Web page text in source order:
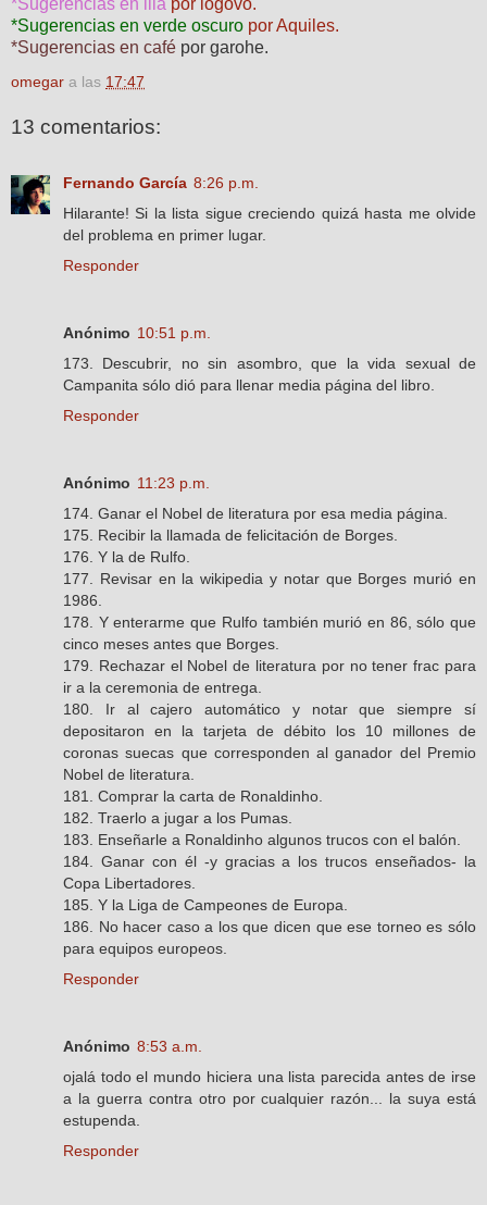
*Sugerencias en verde oscuro por Aquiles.
*Sugerencias en café por garohe.
omegar a las 17:47
13 comentarios:
Fernando García 8:26 p.m.
Hilarante! Si la lista sigue creciendo quizá hasta me olvide
del problema en primer lugar.
Responder
Anónimo 10:51 p.m.
173. Descubrir, no sin asombro, que la vida sexual de
Campanita sólo dió para llenar media página del libro.
Responder
Anónimo 11:23 p.m.
174. Ganar el Nobel de literatura por esa media página.
175. Recibir la llamada de felicitación de Borges.
176. Y la de Rulfo.
177. Revisar en la wikipedia y notar que Borges murió en
1986.
178. Y enterarme que Rulfo también murió en 86, sólo que
cinco meses antes que Borges.
179. Rechazar el Nobel de literatura por no tener frac para
ir a la ceremonia de entrega.
180. Ir al cajero automático y notar que siempre sí
depositaron en la tarjeta de débito los 10 millones de
coronas suecas que corresponden al ganador del Premio
Nobel de literatura.
181. Comprar la carta de Ronaldinho.
182. Traerlo a jugar a los Pumas.
183. Enseñarle a Ronaldinho algunos trucos con el balón.
184. Ganar con él -y gracias a los trucos enseñados- la
Copa Libertadores.
185. Y la Liga de Campeones de Europa.
186. No hacer caso a los que dicen que ese torneo es sólo
para equipos europeos.
Responder
Anónimo 8:53 a.m.
ojalá todo el mundo hiciera una lista parecida antes de irse
a la guerra contra otro por cualquier razón... la suya está
estupenda.
Responder